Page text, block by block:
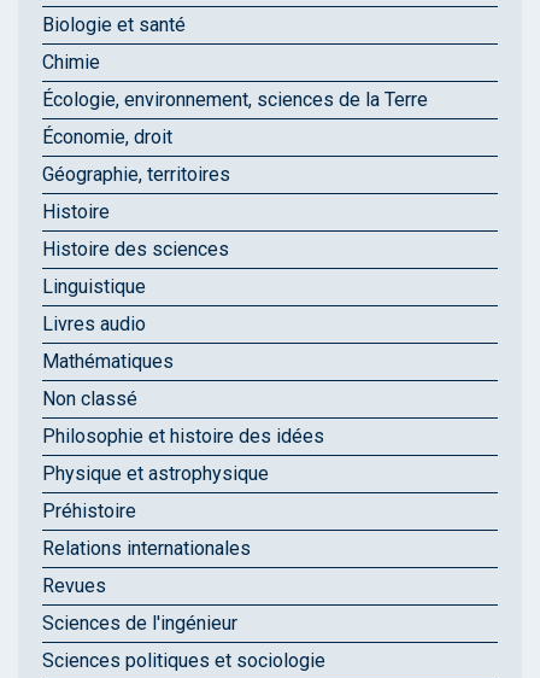
Biologie et santé
Chimie
Écologie, environnement, sciences de la Terre
Économie, droit
Géographie, territoires
Histoire
Histoire des sciences
Linguistique
Livres audio
Mathématiques
Non classé
Philosophie et histoire des idées
Physique et astrophysique
Préhistoire
Relations internationales
Revues
Sciences de l'ingénieur
Sciences politiques et sociologie